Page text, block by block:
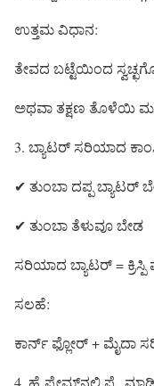
ಉತ್ತಮ ವಿಧಾನ:
ತೇವದ ಬಟ್ಟೆಯಿಂದ
ಅಥವಾ ತಕ್ಷಣ ತೊಳೆಯಿ
3. ಬ್ಯಾಟರ್ ಸರಿಯಾದ
✔ ತುಂಬಾ ದಪ್ಪ ಬ್ಯಾಟರ್
✔ ತುಂಬಾ ತೆಳುವೂ ಬೇಡ
ಸರಿಯಾದ ಬ್ಯಾಟರ್ =
ಸಲಹೆ:
ಕಾರ್ನ್ ಫ್ಲೋರ್ + ಮೈದಾ
4. ಹೈ ಫ್ಲೇಮ್‌ನಲ್ಲಿ ಫ್ರೈ